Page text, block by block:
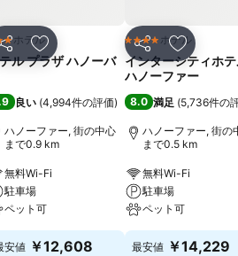
シェア お気に入りに追加
テルのランク
ホテル
ル プラザ ハノーバ
良い (4,994件の評価)
ハノーファー, 街の中心
まで0.9 km
無料Wi-Fi
駐車場
ペット可
安値 ￥12,608
シェア お気に入
4 ホテルのランク
ホテル
インターシティホ
ハノーファー
8.0 満足 (5,736件の
ハノーファー, 街の
まで0.5 km
無料Wi-Fi
駐車場
ペット可
最安値 ￥14,229